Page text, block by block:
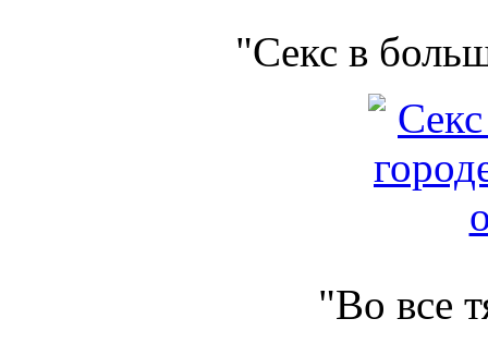
"Секс в
"Во все